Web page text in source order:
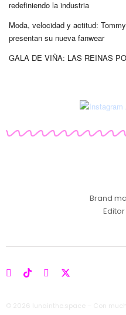
redefiniendo la industria
Moda, velocidad y actitud:
presentan su nueva fanwear
GALA DE VIÑA: LAS REINAS
Brand
© 2026 lunainthe.space – Con